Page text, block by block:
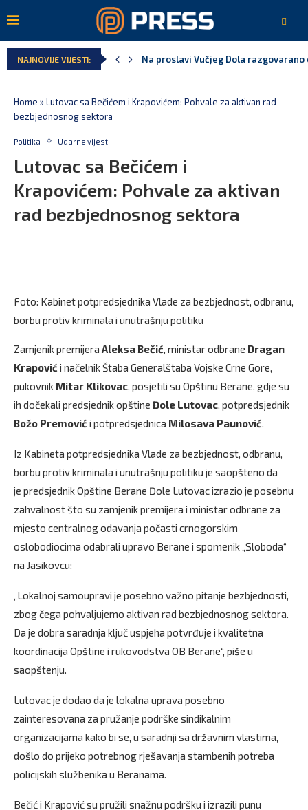
NAJNOVIJE VIJESTI: Na proslavi Vučjeg Dola
Home »Lutovac sa Bečićem i Krapovićem: Pohvale za aktivan rad
bezbjednosnog sektora
Politika Udarne vijesti
Lutovac sa Bečićem i
Krapovićem: Pohvale za aktivan
rad bezbjednosnog sektora
Foto: Kabinet potpredsjednika Vlade za bezbjednost, odbranu,
borbu protiv kriminala i unutrašnju politiku
Zamjenik premijera Aleksa Bečić, ministar odbrane Dragan
Krapović i načelnik Štaba Generalštaba Vojske Crne Gore,
pukovnik Mitar Klikovac, posjetili su Opštinu Berane, gdje su
ih dočekali predsjednik opštine Đole Lutovac, potpredsjednik
Božo Premović i potpredsjednica Milosava Paunović.
Iz Kabineta potpredsjednika Vlade za bezbjednost, odbranu,
borbu protiv kriminala i unutrašnju politiku je saopšteno da
je predsjednik Opštine Berane Đole Lutovac izrazio je posebnu
zahvalnost što su zamjenik premijera i ministar odbrane za
mjesto centralnog odavanja počasti crnogorskim
oslobodiocima odabrali upravo Berane i spomenik „Sloboda“
na Jasikovcu:
„Lokalnoj samoupravi je posebno važno pitanje bezbjednosti,
zbog čega pohvaljujemo aktivan rad bezbjednosnog sektora.
Da je dobra saradnja ključ uspjeha potvrđuje i kvalitetna
koordinacija Opštine i rukovodstva OB Berane“, piše u
saopštenju.
Lutovac je dodao da je lokalna uprava posebno
zainteresovana za pružanje podrške sindikalnim
organizacijama kako bi se, u saradnji sa državnim vlastima,
došlo do prijeko potrebnog rješavanja stambenih potreba
policijskih službenika u Beranama.
Bečić i Krapović su pružili snažnu podršku i izrazili punu